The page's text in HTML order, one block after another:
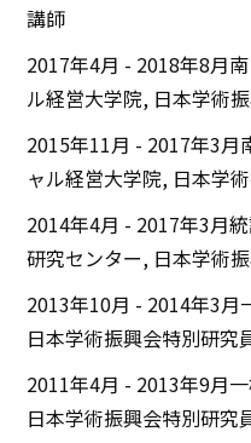
講師
2017年4月 - 2018年8月
ル経営大学院, 日本学術
2015年11月 - 2017年3月
ャル経営大学院, 日本学
2014年4月 - 2017年3月
研究センター, 日本学術
2013年10月 - 2014年3月
日本学術振興会特別研究
2011年4月 - 2013年9月
日本学術振興会特別研究